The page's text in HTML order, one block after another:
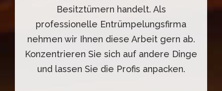
Besitztümern handelt. Als
professionelle Entrümpelungsfirma
nehmen wir Ihnen diese Arbeit gern ab.
Konzentrieren Sie sich auf andere Dinge
und lassen Sie die Profis anpacken.